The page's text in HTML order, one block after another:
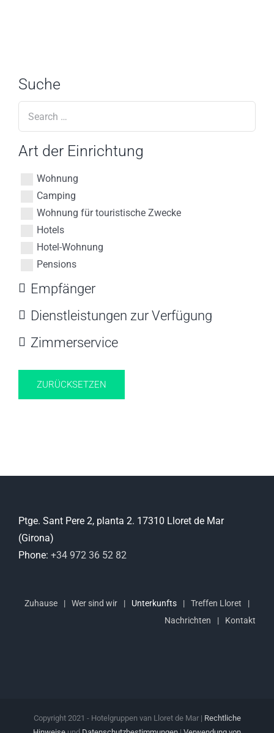
Suche
Art der Einrichtung
Wohnung
Camping
Wohnung für touristische Zwecke
Hotels
Hotel-Wohnung
Pensions
Empfänger
Dienstleistungen zur Verfügung
Zimmerservice
Ptge. Sant Pere 2, planta 2. 17310 Lloret de Mar
(Girona)
Phone: +34 972 36 52 82
Zuhause Wer sind wir Unterkunfts
Treffen Lloret
Nachrichten
Kontakt
Copyright 2021 - Hotelgruppen van Lloret de Mar | Rechtliche